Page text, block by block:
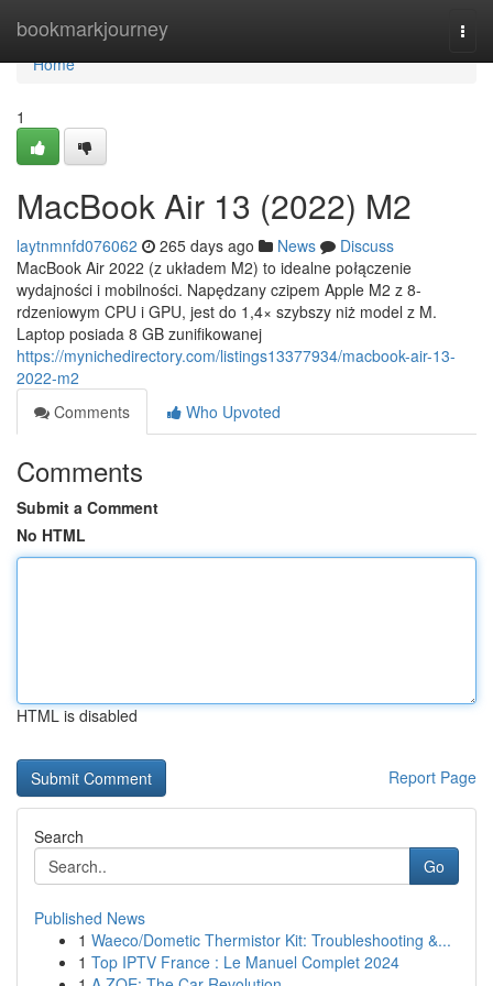
bookmarkjourney
Home
Home
1
MacBook Air 13 (2022) M2
laytnmnfd076062 265 days ago News
Discuss
MacBook Air 2022 (z układem M2) to idealne połączenie
wydajności i mobilności. Napędzany czipem Apple M2 z 8-
rdzeniowym CPU i GPU, jest do 1,4× szybszy niż model z M.
Laptop posiada 8 GB zunifikowanej
https://mynichedirectory.com/listings13377934/macbook-air-13-
2022-m2
Comments
Who Upvoted
Comments
Submit a Comment
No HTML
HTML is disabled
Report Page
Search
Go
Published News
1 Waeco/Dometic Thermistor Kit: Troubleshooting &...
1 Top IPTV France : Le Manuel Complet 2024